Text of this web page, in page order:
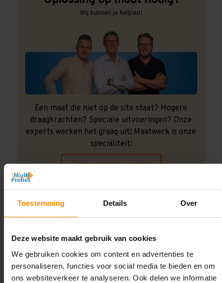
Toestemming Details Over
Deze website maakt gebruik van cookies
We gebruiken cookies om content en advertenties te
personaliseren, functies voor social media te bieden en om
ons websiteverkeer te analyseren. Ook delen we informatie
Wij kunnen je helpen!
Een maat die niet op de site staat? Hogere
draagkrachten? Speciale uitvoeringen? Onze
experts werken het graag uit! Maatwerk is onze
specialiteit!
Contact met specialist
Montage uitbesteden?